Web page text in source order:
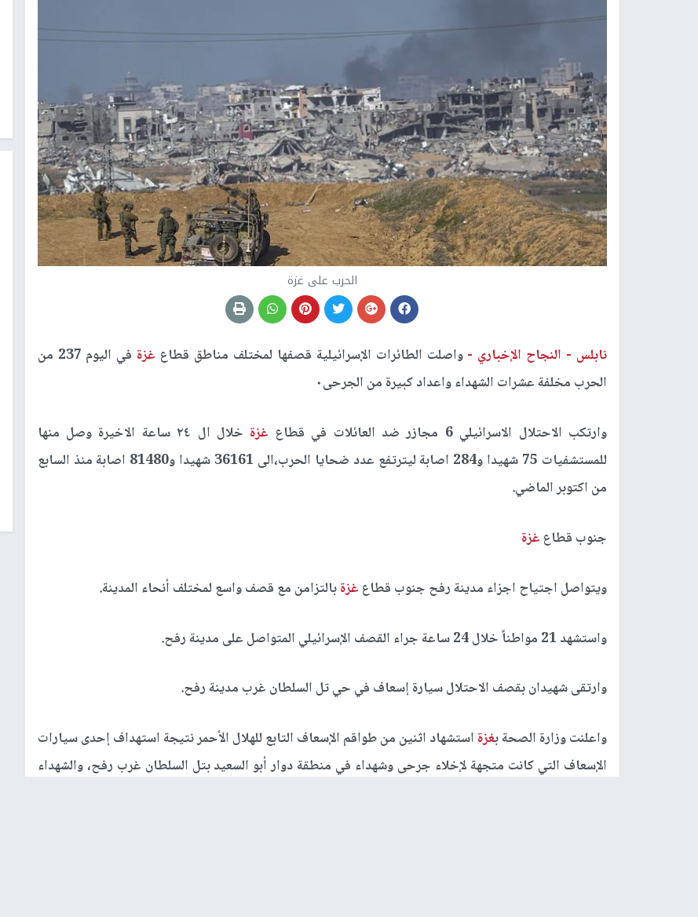
الحرب على غزة
نابلس - النجاح الإخباري -واصلت الطائرات الإسرائيلية قصفها لمختلف مناطق قطاع غزة
في اليوم 237 من
الحرب مخلفة عشرات الشهداء واعداد كبيرة من الجرحى٠
وارتكب الاحتلال الاسرائيلي 6 مجازر ضد العائلات في قطاع غزة
خلال ال ٢٤ ساعة الاخيرة وصل منها
للمستشفيات 75 شهيدا و284 اصابة ليترتفع عدد ضحايا الحرب،الى 36161 شهيدا و81480 اصابة منذ السابع
من اكتوبر الماضي.
جنوب قطاع غزة
ويتواصل اجتياح اجزاء مدينة رفح جنوب قطاع غزةبالتزامن مع قصف واسع لمختلف أنحاء المدينة.
واستشهد 21 مواطناً خلال 24 ساعة جراء القصف الإسرائيلي المتواصل على مدينة رفح.
وارتقى شهيدان بقصف الاحتلال سيارة إسعاف في حي تل السلطان غرب مدينة رفح.
واعلنت وزارة الصحة بغزة استشهاد اثنين من طواقم الإسعاف التابع للهلال الأحمر نتيجة استهداف إحدى سيارات
الإسعاف التي كانت متجهة لإخلاء جرحى وشهداء في منطقة دوار أبو السعيد بتل السلطان غرب رفح، والشهداء